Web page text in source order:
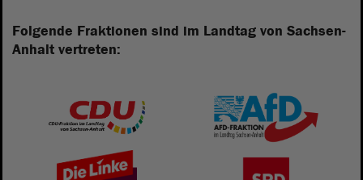
Folgende Fraktionen sind im Landtag von Sachsen-
Anhalt vertreten: